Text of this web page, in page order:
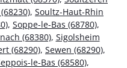
, Soultz-Haut-Rhin
, Soppe-le-Bas (68780),
(68380), Sigolsheim
(68290), Sewen (68290),
le-Bas (68580),